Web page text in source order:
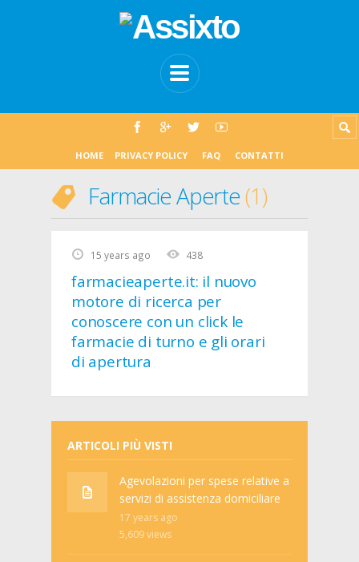
HOME PRIVACY POLICY FAQ CONTATTI
Farmacie Aperte 1
15 years ago 438
farmacieaperte.it: il nuovo
motore di ricerca per
conoscere con un click le
farmacie di turno e gli orari
di apertura
ARTICOLI PIÙ VISTI
Agevolazioni per spese relative a
servizi di assistenza domiciliare
17 years ago
5,609views